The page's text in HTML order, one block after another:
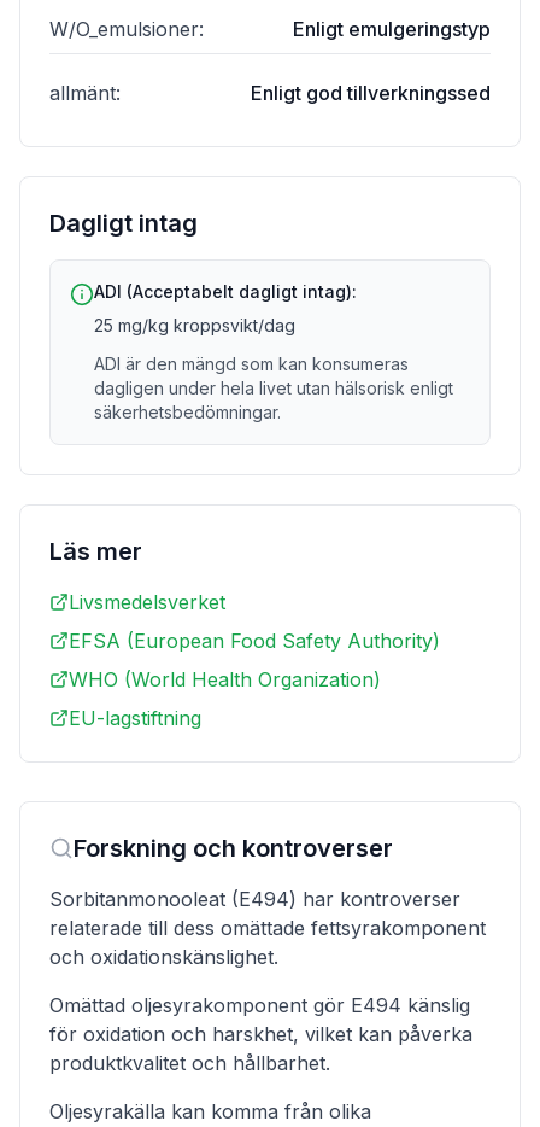
W/O_emulsioner: Enligt emulgeringstyp
allmänt: Enligt god tillverkningssed
Dagligt intag
ADI (Acceptabelt dagligt intag):
25 mg/kg kroppsvikt/dag
ADI är den mängd som kan konsumeras
dagligen under hela livet utan hälsorisk enligt
säkerhetsbedömningar.
Läs mer
Livsmedelsverket
EFSA (European Food Safety Authority)
WHO (World Health Organization)
EU-lagstiftning
Forskning och kontroverser
Sorbitanmonooleat (E494) har kontroverser
relaterade till dess omättade fettsyrakomponent
och oxidationskänslighet.
Omättad oljesyrakomponent gör E494 känslig
för oxidation och harskhet, vilket kan påverka
produktkvalitet och hållbarhet.
Oljesyrakälla kan komma från olika